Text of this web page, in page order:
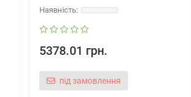
5378.01 грн.
під замовлення